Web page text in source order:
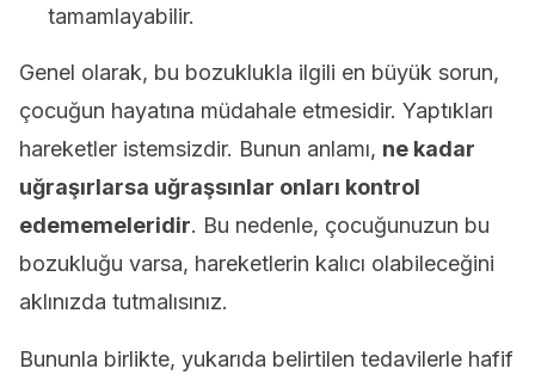
tamamlayabilir.
Genel olarak, bu bozuklukla ilgili en büyük sorun,
çocuğun hayatına müdahale etmesidir. Yaptıkları
hareketler istemsizdir. Bunun anlamı, ne kadar
uğraşırlarsa uğraşsınlar onları kontrol
edememeleridir. Bu nedenle, çocuğunuzun bu
bozukluğu varsa, hareketlerin kalıcı olabileceğini
aklınızda tutmalısınız.
Bununla birlikte, yukarıda belirtilen tedavilerle hafif